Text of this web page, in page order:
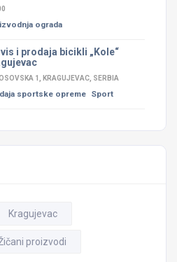
ograda
i prodaja bicikli „Kole“
1, KRAGUJEVAC, SERBIA
sportske opreme Sport
Kragujevac
proizvodi